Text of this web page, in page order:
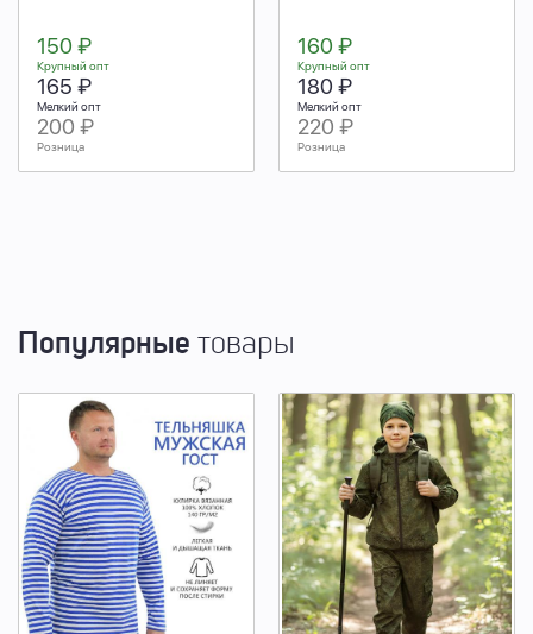
150 ₽
Крупный опт
165 ₽
Мелкий опт
200 ₽
Розница
160 ₽
Крупный опт
180 ₽
Мелкий опт
220 ₽
Розница
Популярные товары